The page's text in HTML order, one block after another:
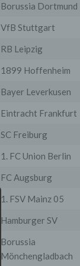
Borussia Dortmund
VfB Stuttgart
RB Leipzig
1899 Hoffenheim
Bayer Leverkusen
Eintracht Frankfurt
SC Freiburg
1. FC Union Berlin
FC Augsburg
1. FSV Mainz 05
Hamburger SV
Borussia
Mönchengladbach